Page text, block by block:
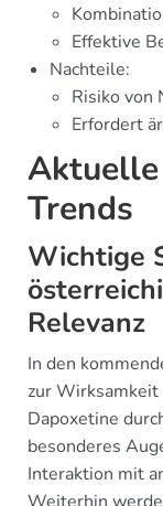
Effektive
Nachteile:
Risiko von
Erfordert
Aktuelle
Trends
Wichtige
Relevanz
In den
zur
Dapoxetine
besonderes
Interaktion mit